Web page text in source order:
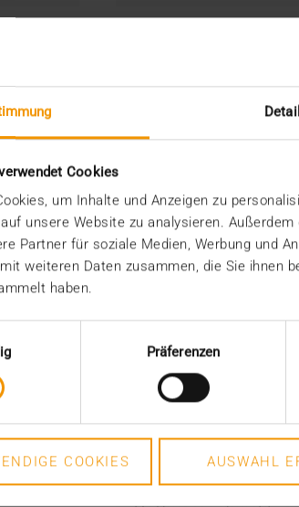
Cookies
um Inhalte und Anzeigen zu
unsere Website zu analysieren.
Partner für soziale Medien, Werbung und
weiteren Daten zusammen, die Sie ihnen
haben.
Präferenzen
COOKIES AUSWAHL
INTERN
Agiles
10.04.2018